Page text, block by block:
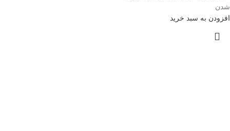
شدن
افزودن به سبد خرید